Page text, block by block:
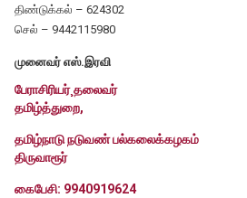
திண்டுக்கல் – 624302
செல் – 9442115980
முனைவர் எஸ்.இரவி
பேராசிரியர்¸தலைவர்
தமிழ்த்துறை,
தமிழ்நாடு நடுவண் பல்கலைக்கழகம்
திருவாரூர்
கைபேசி: 9940919624